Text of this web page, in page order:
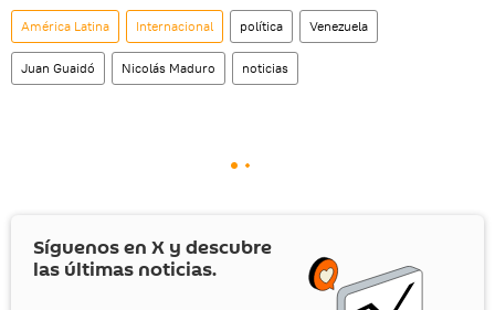
América Latina Internacional política Venezuela
Juan Guaidó Nicolás Maduro noticias
Síguenos en X y descubre
las últimas noticias.